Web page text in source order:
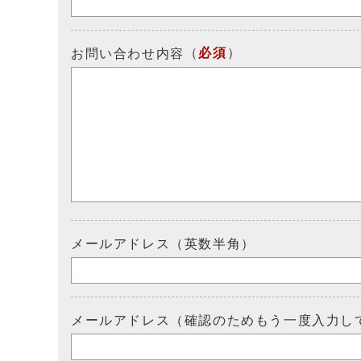
お問い合わせ内容 （ 必須 ）
メールアドレス（英数半角）
メールアドレス（確認のためもう一度入力し